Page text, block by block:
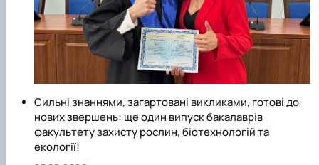
Сильні знаннями, загартовані викликами, готові до
нових звершень: ще один випуск бакалаврів
факультету захисту рослин, біотехнологій та
екології!